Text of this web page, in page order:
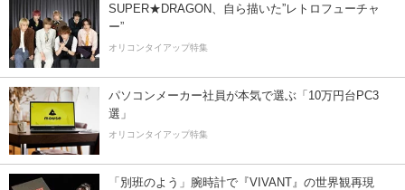
SUPER★DRAGON、自ら描いた”レトロフューチャ
ー”
オリコンタイアップ特集
パソコンメーカー社員が本気で選ぶ「10万円台PC3
選」
オリコンタイアップ特集
「別班のよう」腕時計で『VIVANT』の世界観再現